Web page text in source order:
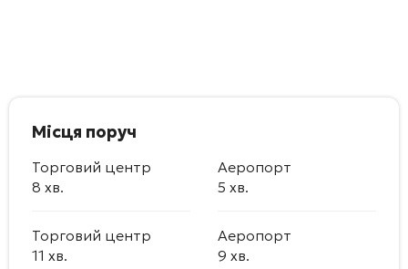
Місця поруч
Торговий центр
8 хв.
Аеропорт
5 хв.
Торговий центр
11 хв.
Аеропорт
9 хв.